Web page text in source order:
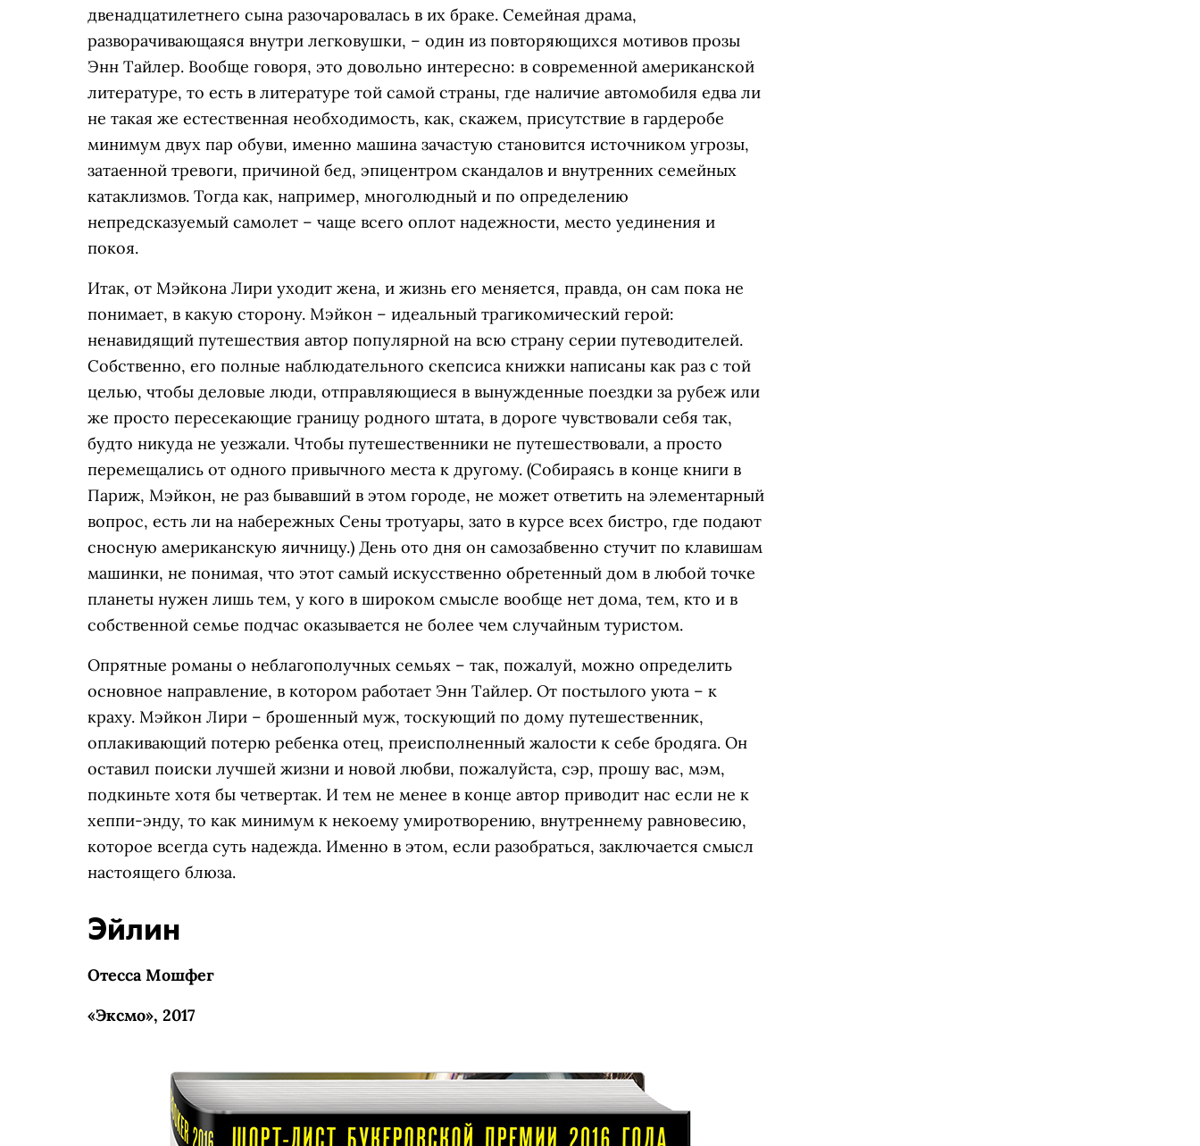
двенадцатилетнего сына разочаровалась в их браке. Семейная драма,
разворачивающаяся внутри легковушки, – один из повторяющихся мотивов прозы
Энн Тайлер. Вообще говоря, это довольно интересно: в современной американской
литературе, то есть в литературе той самой страны, где наличие автомобиля едва ли
не такая же естественная необходимость, как, скажем, присутствие в гардеробе
минимум двух пар обуви, именно машина зачастую становится источником угрозы,
затаенной тревоги, причиной бед, эпицентром скандалов и внутренних семейных
катаклизмов. Тогда как, например, многолюдный и по определению
непредсказуемый самолет – чаще всего оплот надежности, место уединения и
покоя.
Итак, от Мэйкона Лири уходит жена, и жизнь его меняется, правда, он сам пока не
понимает, в какую сторону. Мэйкон – идеальный трагикомический герой:
ненавидящий путешествия автор популярной на всю страну серии путеводителей.
Собственно, его полные наблюдательного скепсиса книжки написаны как раз с той
целью, чтобы деловые люди, отправляющиеся в вынужденные поездки за рубеж или
же просто пересекающие границу родного штата, в дороге чувствовали себя так,
будто никуда не уезжали. Чтобы путешественники не путешествовали, а просто
перемещались от одного привычного места к другому. (Собираясь в конце книги в
Париж, Мэйкон, не раз бывавший в этом городе, не может ответить на элементарный
вопрос, есть ли на набережных Сены тротуары, зато в курсе всех бистро, где подают
сносную американскую яичницу.) День ото дня он самозабвенно стучит по клавишам
машинки, не понимая, что этот самый искусственно обретенный дом в любой точке
планеты нужен лишь тем, у кого в широком смысле вообще нет дома, тем, кто и в
собственной семье подчас оказывается не более чем случайным туристом.
Опрятные романы о неблагополучных семьях – так, пожалуй, можно определить
основное направление, в котором работает Энн Тайлер. От постылого уюта – к
краху. Мэйкон Лири – брошенный муж, тоскующий по дому путешественник,
оплакивающий потерю ребенка отец, преисполненный жалости к себе бродяга. Он
оставил поиски лучшей жизни и новой любви, пожалуйста, сэр, прошу вас, мэм,
подкиньте хотя бы четвертак. И тем не менее в конце автор приводит нас если не к
хеппи-энду, то как минимум к некоему умиротворению, внутреннему равновесию,
которое всегда суть надежда. Именно в этом, если разобраться, заключается смысл
настоящего блюза.
Эйлин
Отесса Мошфег
«Эксмо», 2017